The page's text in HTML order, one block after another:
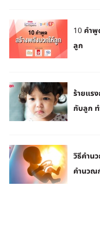
10 คำ
ลูก
ร้ายแร
กับลูก ท
วิธีคำน
คำนวณ